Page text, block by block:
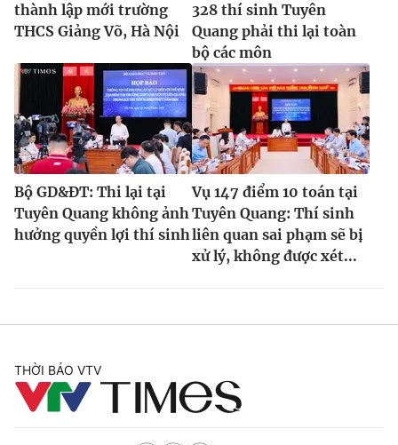
thành lập mới trường
THCS Giảng Võ, Hà Nội
328 thí sinh Tuyên
Quang phải thi lại toàn
bộ các môn
Bộ GD&ĐT: Thi lại tại
Tuyên Quang không ảnh
hưởng quyền lợi thí sinh
Vụ 147 điểm 10 toán tại
Tuyên Quang: Thí sinh
liên quan sai phạm sẽ bị
xử lý, không được xét...
THỜI BÁO VTV